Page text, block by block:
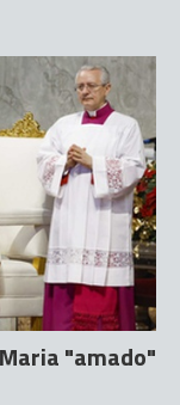
"amado"